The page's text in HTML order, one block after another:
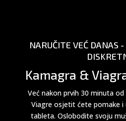
NARUČITE VEĆ DANAS
Kamagra &
Već nakon prvih 30 minuta
Viagre osjetit ćete pomake i
tableta. Oslobodite svoju